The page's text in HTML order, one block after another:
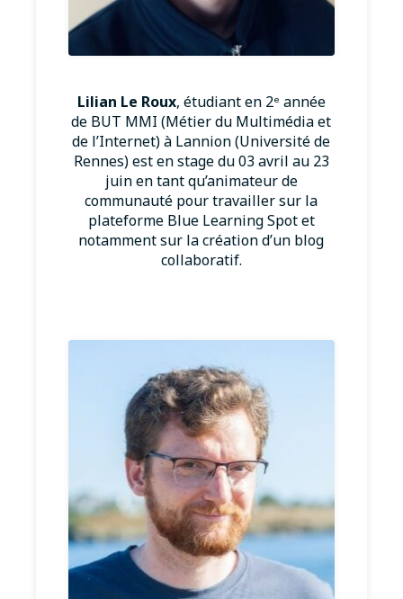
Lilian Le Roux, étudiant en 2ᵉ année
de BUT MMI (Métier du Multimédia et
de l’Internet) à Lannion (Université de
Rennes) est en stage du 03 avril au 23
juin en tant qu’animateur de
communauté pour travailler sur la
plateforme Blue Learning Spot et
notamment sur la création d’un blog
collaboratif.